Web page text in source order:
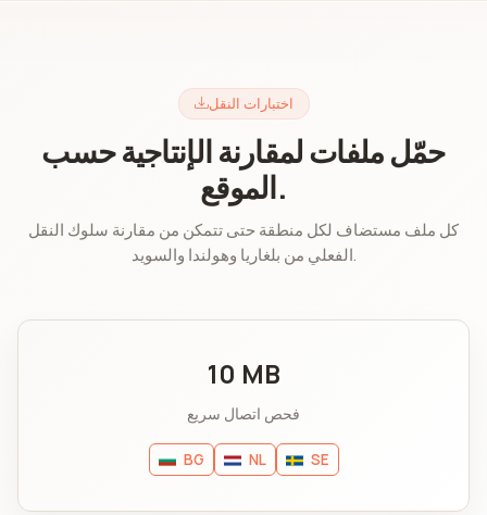
اختبارات النقل
حمّل ملفات لمقارنة الإنتاجية حسب
الموقع.
كل ملف مستضاف لكل منطقة حتى تتمكن من مقارنة سلوك النقل
الفعلي من بلغاريا وهولندا والسويد.
10 MB
فحص اتصال سريع
BG NL SE